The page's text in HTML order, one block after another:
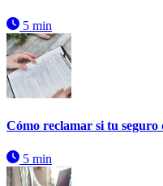
5 min
Cómo reclamar si tu
5 min